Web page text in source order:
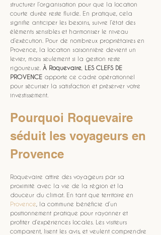
structurer l’organisation pour que la location
courte durée reste fluide. En pratique, cela
signifie anticiper les besoins, suivre l’état des
éléments sensibles et harmoniser le niveau
d’exécution. Pour de nombreux propriétaires en
Provence, la location saisonnière devient un
levier, mais seulement si la gestion reste
rigoureuse. À Roquevaire LES CLEFS DE
PROVENCE apporte ce cadre opérationnel
pour sécuriser la satisfaction et préserver votre
investissement.
Pourquoi Roquevaire
séduit les voyageurs en
Provence
Roquevaire attire des voyageurs par sa
proximité avec la vie de la région et la
douceur du climat. En tant que territoire en
Provence , la commune bénéficie d’un
positionnement pratique pour rayonner et
profiter d’expériences locales. Les visiteurs
comparent, lisent les avis, et veulent comprendre